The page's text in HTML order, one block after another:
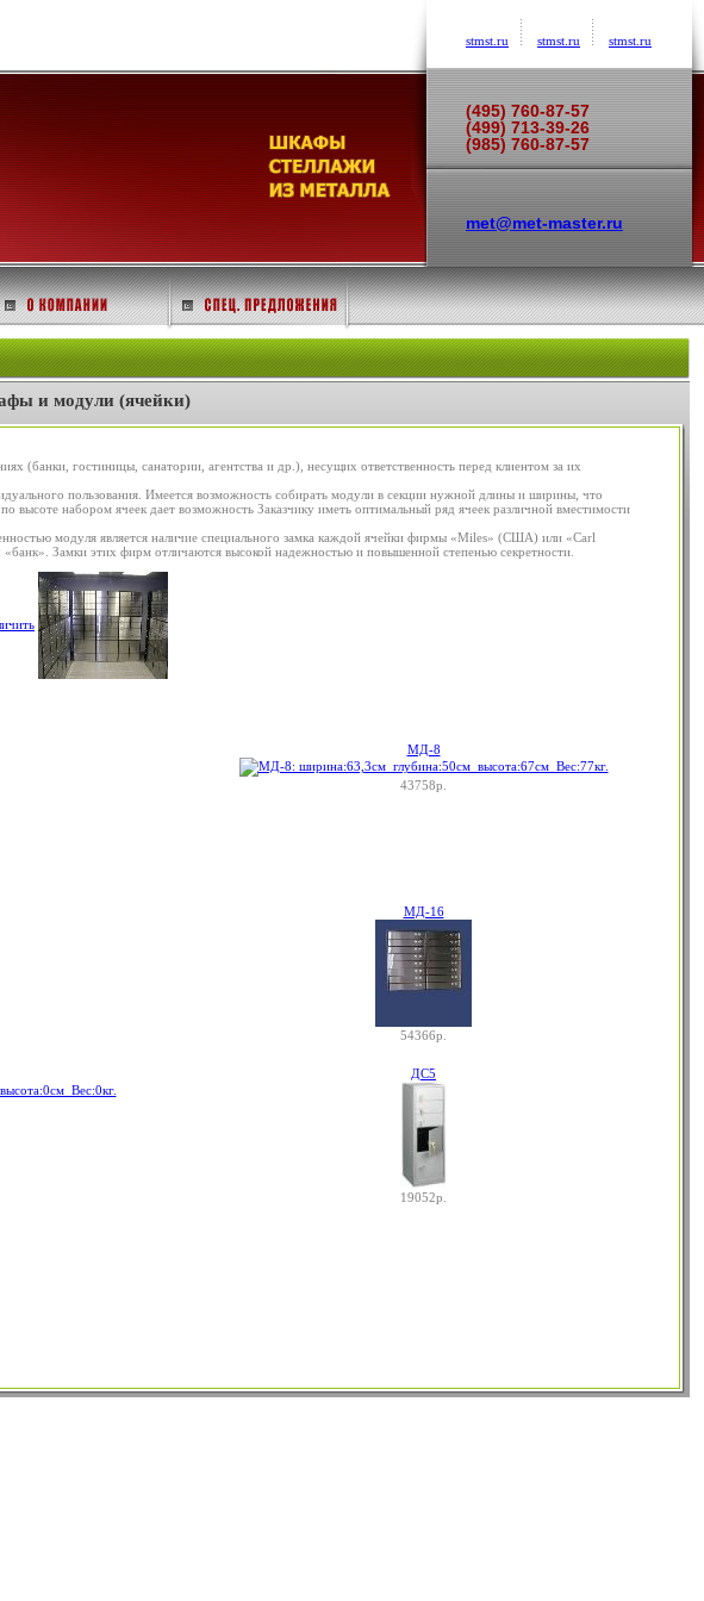
stmst.ru stmst.ru stmst.ru
(495) 760-87-57
(499) 713-39-26
(985) 760-87-57
met@met-master.ru
и модули (ячейки)
(банки, гостиницы, санатории, агентства и др.), несущих ответственность перед клиентом за их
пользования. Имеется возможность собирать модули в секции нужной длины и ширины, что
высоте набором ячеек дает возможность Заказчику иметь оптимальный ряд ячеек различной вместимости
модуля является наличие специального замка каждой ячейки фирмы «Miles» (США) или «Carl
Замки этих фирм отличаются высокой надежностью и повышенной степенью секретности.
МД-8
43758р.
МД-16
54366р.
ДС5
19052р.